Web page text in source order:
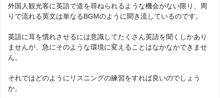
外国人観光客に英語で道を尋ねられるような機会がない限り、周
りで流れる英文は単なるBGMのように聞き流しているのです。
英語に耳を慣れさせるには意識してたくさん英語を聞くしかあり
ませんが、急にそのような環境に変えることはなかなかできませ
ん。
それではどのようにリスニングの練習をすれば良いのでしょう
か。